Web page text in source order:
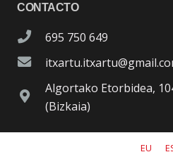
CONTACTO
695 750 649
Algortako Etorbidea,
(Bizkaia)
EU